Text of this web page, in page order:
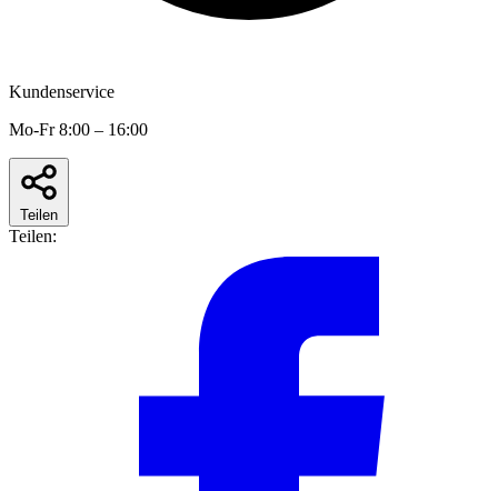
Kundenservice
Mo-Fr 8:00 – 16:00
Teilen
Teilen: